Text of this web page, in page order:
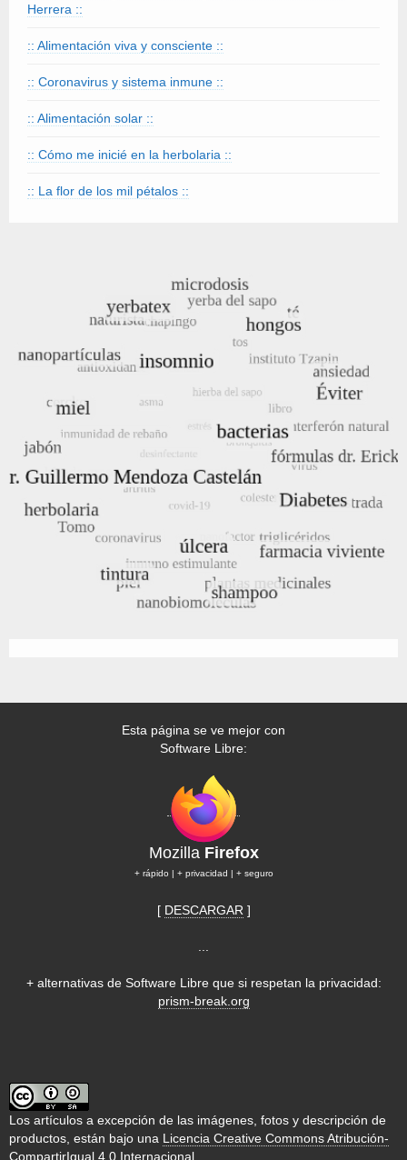
Herrera ::
:: Alimentación viva y consciente ::
:: Coronavirus y sistema inmune ::
:: Alimentación solar ::
:: Cómo me inicié en la herbolaria ::
:: La flor de los mil pétalos ::
Esta página se ve mejor con
Software Libre:
Mozilla Firefox
+ rápido | + privacidad | + seguro
[ DESCARGAR ]
+ alternativas de Software Libre que si respetan la privacidad:
prism-break.org
Los artículos a excepción de las imágenes, fotos y descripción de
productos, están bajo una Licencia Creative Commons Atribución-
CompartirIgual 4.0 Internacional